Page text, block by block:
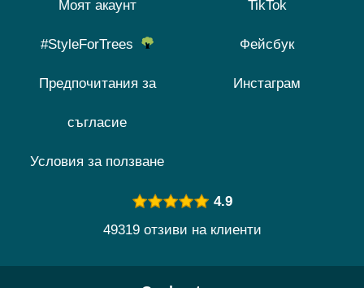
Моят акаунт
#StyleForTrees
Предпочитания за
съгласие
Условия за ползване
TikTok
Фейсбук
Инстаграм
4.9
49319 отзиви на клиенти